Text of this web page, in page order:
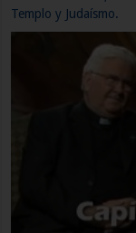
CRISTONAUTAS,
Cristianos.